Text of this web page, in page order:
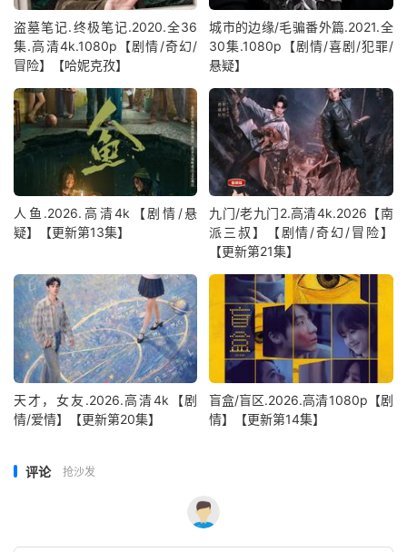
盗墓笔记.终极笔记‎.2020.全36
集.高清4k.1080p【剧情/奇幻/
冒险】【哈妮克孜】
城市的边缘/毛骗番外篇.2021.全
30集.1080p【剧情/喜剧/犯罪/
悬疑】
人鱼.2026.高清4k【剧情/悬
疑】【更新第13集】
九门/老九门2.高清4k.2026【南
派三叔】【剧情/奇幻/冒险】
【更新第21集】
天才，女友.2026.高清4k【剧
情/爱情】【更新第20集】
盲盒/盲区.2026.高清1080p【剧
情】【更新第14集】
评论 抢沙发